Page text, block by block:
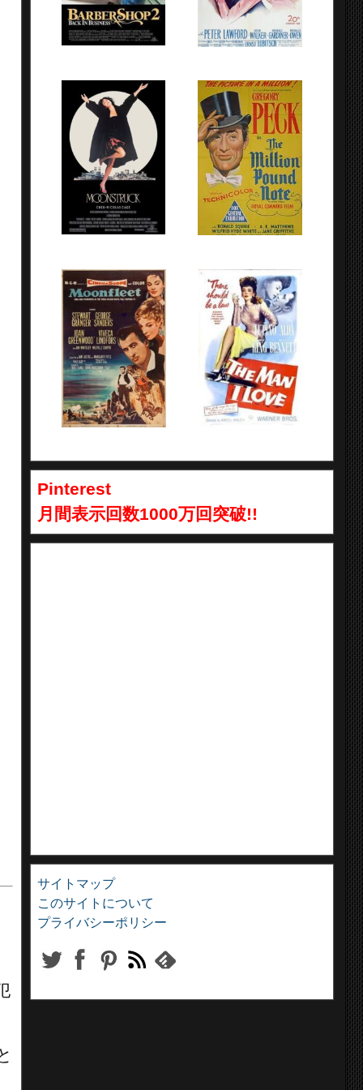
Pinterest
月間表示回数1000万回突破!!
サイトマップ
このサイトについて
プライバシーポリシー